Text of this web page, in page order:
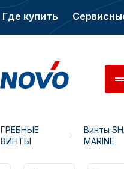
Где купить
ГРЕБНЫЕ
ВИНТЫ
Винты
MARINE